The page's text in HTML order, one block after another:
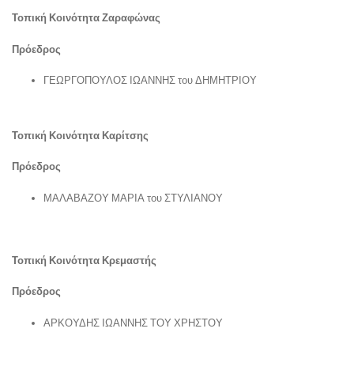
Τοπική Κοινότητα Ζαραφώνας
Πρόεδρος
ΓΕΩΡΓΟΠΟΥΛΟΣ ΙΩΑΝΝΗΣ του ΔΗΜΗΤΡΙΟΥ
Τοπική Κοινότητα Καρίτσης
Πρόεδρος
ΜΑΛΑΒΑΖΟΥ ΜΑΡΙΑ του ΣΤΥΛΙΑΝΟΥ
Τοπική Κοινότητα Κρεμαστής
Πρόεδρος
ΑΡΚΟΥΔΗΣ ΙΩΑΝΝΗΣ ΤΟΥ ΧΡΗΣΤΟΥ